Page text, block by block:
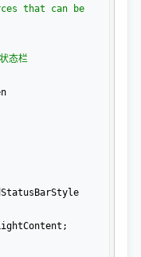
that can be
态栏